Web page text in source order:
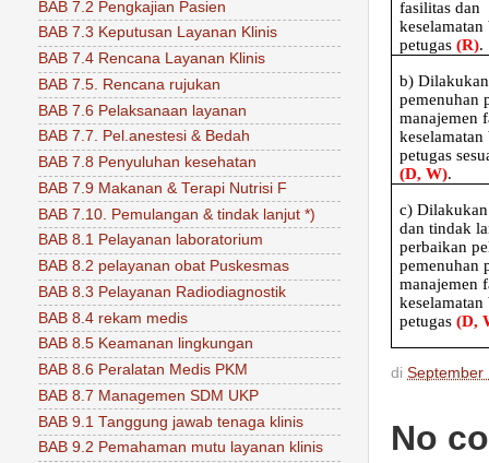
fasilitas dan
keselamatan
petugas(R).
b) Dilakukan
pemenuhan
manajemen
keselamatan
petugas
(D, W).
c)
dan tindak
perbaikan
pemenuhan
manajemen
keselamatan
petugas(D,
di September
No
BAB 7.2 Pengkajian Pasien
BAB 7.3 Keputusan Layanan Klinis
BAB 7.4 Rencana Layanan Klinis
BAB 7.5. Rencana rujukan
BAB 7.6 Pelaksanaan layanan
BAB 7.7. Pel.anestesi & Bedah
BAB 7.8 Penyuluhan kesehatan
BAB 7.9 Makanan & Terapi Nutrisi F
BAB 7.10. Pemulangan & tindak lanjut *)
BAB 8.1 Pelayanan laboratorium
BAB 8.2 pelayanan obat Puskesmas
BAB 8.3 Pelayanan Radiodiagnostik
BAB 8.4 rekam medis
BAB 8.5 Keamanan lingkungan
BAB 8.6 Peralatan Medis PKM
BAB 8.7 Managemen SDM UKP
BAB 9.1 Tanggung jawab tenaga klinis
BAB 9.2 Pemahaman mutu layanan klinis